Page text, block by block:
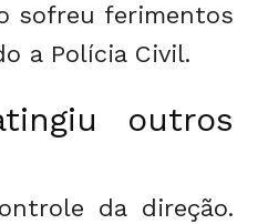
sofreu ferimentos
a Polícia Civil.
outros
da direção.